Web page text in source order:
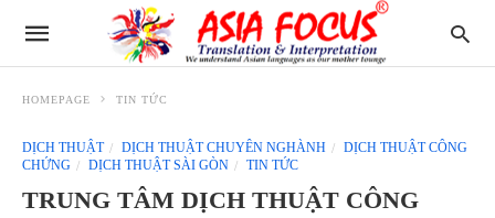
HOMEPAGE TIN TỨC
DỊCH THUẬT DỊCH THUẬT CHUYÊN NGHÀNH
DỊCH THUẬT CÔNG
CHỨNG
DỊCH THUẬT SÀI GÒN TIN TỨC
TRUNG TÂM DỊCH THUẬT CÔNG